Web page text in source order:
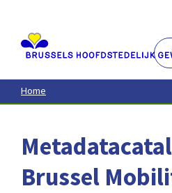
contenu
principal
Home
Brussel